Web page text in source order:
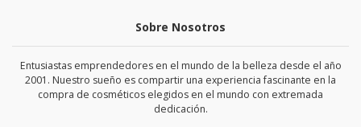
Sobre Nosotros
Entusiastas emprendedores en el mundo de la belleza desde el año
2001. Nuestro sueño es compartir una experiencia fascinante en la
compra de cosméticos elegidos en el mundo con extremada
dedicación.